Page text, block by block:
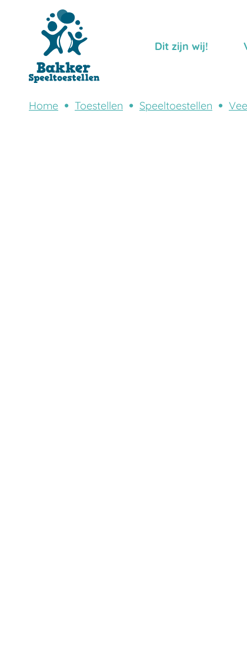
Dit zijn wij!
Home Toestellen Speeltoestellen